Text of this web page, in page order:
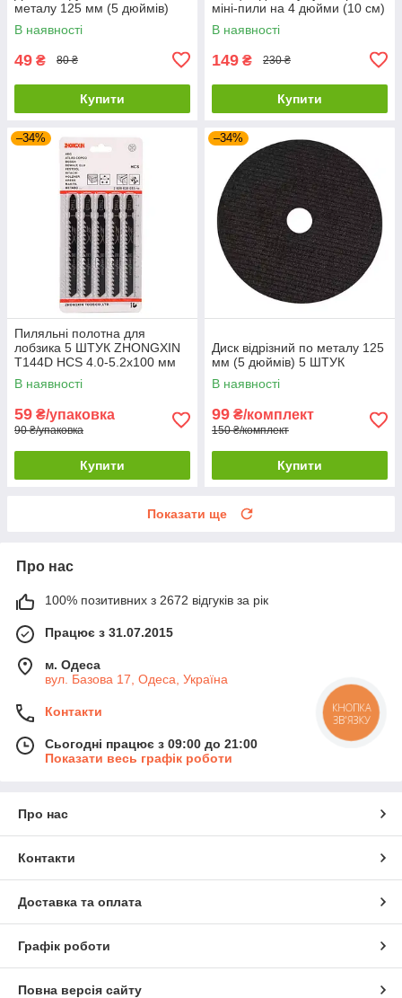
металу 125 мм (5 дюймів)
В наявності
49 ₴ 80 ₴
Купити
міні-пили на 4 дюйми (10 см)
В наявності
149 ₴ 230 ₴
Купити
–34%
Пиляльні полотна для
лобзика 5 ШТУК ZHONGXIN
T144D HCS 4.0-5.2х100 мм
В наявності
59 ₴/упаковка
90 ₴/упаковка
Купити
–34%
Диск відрізний по металу 125
мм (5 дюймів) 5 ШТУК
В наявності
99 ₴/комплект
150 ₴/комплект
Купити
Показати ще
Про нас
100% позитивних з 2672 відгуків за рік
Працює з 31.07.2015
м. Одеса
вул. Базова 17, Одеса, Україна
Контакти
Сьогодні працює з 09:00 до 21:00
Показати весь графік роботи
Про нас
Контакти
Доставка та оплата
Графік роботи
Повна версія сайту
КНОПКА
ЗВ'ЯЗКУ